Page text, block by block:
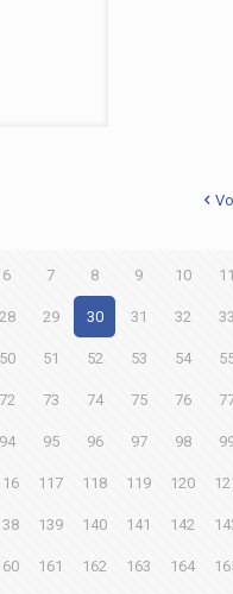
6 7 8 9 10 11
28 29 30 31 32 33
50 51 52 53 54
72 73 74 75 76
94 95 96 97 98
117 118 119 120
139 140 141 142
161 162 163 164